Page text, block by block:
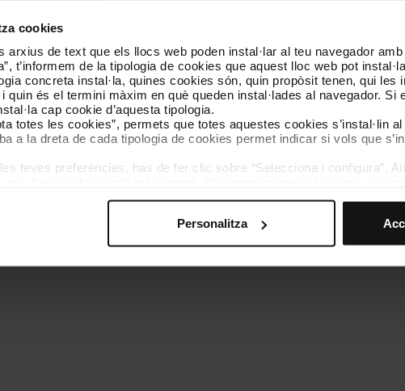
cookies
arxius de text que els llocs web poden instal·lar al teu navegador
t’informem de la tipologia de cookies que aquest lloc web pot
concreta instal·la, quines cookies són, quin propòsit tenen, qui les
quin és el termini màxim en què queden instal·lades al navegador. Si
cap cookie d’aquesta tipologia.
totes les cookies”, permets que totes aquestes cookies s’instal·lin
a la dreta de cada tipologia de cookies permet indicar si vols que
teves preferències, has de fer clic sobre “Selecciona i configura”.
les teves opcions de navegació (com ara l’idioma) i milloren la
hi. Només pots consultar la nostraPolítica de cookies
Personalitza
Coneix-nos Contacta
Política de cookies Gestor de cookies Accessibilitat Mapa web